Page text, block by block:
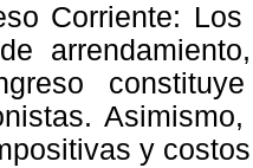
Corriente:
y